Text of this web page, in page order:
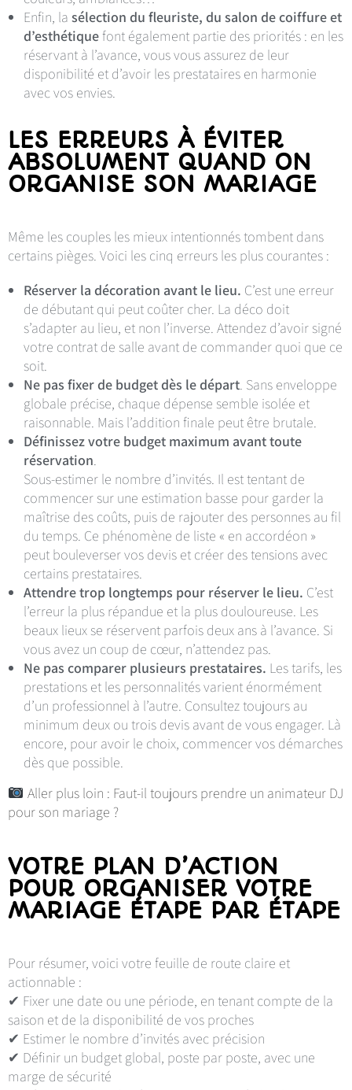
Enfin, la sélection du fleuriste, du salon de coiffure et
d’esthétiquefont également partie des priorités : en les
réservant à l’avance, vous vous assurez de leur
disponibilité et d’avoir les prestataires en harmonie
avec vos envies.
LES ERREURS À ÉVITER
ABSOLUMENT QUAND ON
ORGANISE SON MARIAGE
Même les couples les mieux intentionnés tombent dans
certains pièges. Voici les cinq erreurs les plus courantes :
Réserver la décoration avant le lieu. C’est une erreur
de débutant qui peut coûter cher. La déco doit
s’adapter au lieu, et non l’inverse. Attendez d’avoir signé
votre contrat de salle avant de commander quoi que ce
soit.
Ne pas fixer de budget dès le départ. Sans enveloppe
globale précise, chaque dépense semble isolée et
raisonnable. Mais l’addition finale peut être brutale.
Définissez votre budget maximum avant toute
réservation.
Sous-estimer le nombre d’invités. Il est tentant de
commencer sur une estimation basse pour garder la
maîtrise des coûts, puis de rajouter des personnes au fil
du temps. Ce phénomène de liste « en accordéon »
peut bouleverser vos devis et créer des tensions avec
certains prestataires.
Attendre trop longtemps pour réserver le lieu. C’est
l’erreur la plus répandue et la plus douloureuse. Les
beaux lieux se réservent parfois deux ans à l’avance. Si
vous avez un coup de cœur, n’attendez pas.
Ne pas comparer plusieurs prestataires. Les tarifs, les
prestations et les personnalités varient énormément
d’un professionnel à l’autre. Consultez toujours au
minimum deux ou trois devis avant de vous engager. Là
encore, pour avoir le choix, commencer vos démarches
dès que possible.
Aller plus loin : Faut-il toujours prendre un animateur DJ
pour son mariage ?
VOTRE PLAN D’ACTION
POUR ORGANISER VOTRE
MARIAGE ÉTAPE PAR ÉTAPE
Pour résumer, voici votre feuille de route claire et
actionnable :
✔ Fixer une date ou une période, en tenant compte de la
saison et de la disponibilité de vos proches
✔ Estimer le nombre d’invités avec précision
✔ Définir un budget global, poste par poste, avec une
marge de sécurité